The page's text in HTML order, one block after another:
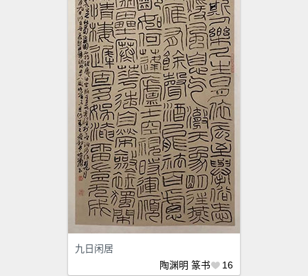
九日闲居
陶渊明 篆书 16